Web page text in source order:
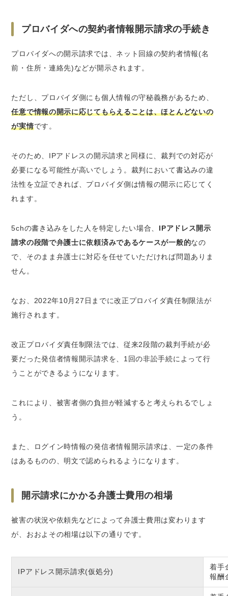
プロバイダへの契約者情報開示請求の手続き
プロバイダへの開示請求では、ネット回線の契約者情報(名
前・住所・連絡先)などが開示されます。
ただし、プロバイダ側にも個人情報の守秘義務があるため、
任意で情報の開示に応じてもらえることは、ほとんどないの
が実情です。
そのため、IPアドレスの開示請求と同様に、裁判での対応が
必要になる可能性が高いでしょう。裁判において書込みの違
法性を立証できれば、プロバイダ側は情報の開示に応じてく
れます。
5chの書き込みをした人を特定したい場合、 IPアドレス開示
請求の段階で弁護士に依頼済みであるケースが一般的なの
で、そのまま弁護士に対応を任せていただければ問題ありま
せん。
なお、2022年10月27日までに改正プロバイダ責任制限法が
施行されます。
改正プロバイダ責任制限法では、従来2段階の裁判手続が必
要だった発信者情報開示請求を、1回の非訟手続によって行
うことができるようになります。
これにより、被害者側の負担が軽減すると考えられるでしょ
う。
また、ログイン時情報の発信者情報開示請求は、一定の条件
はあるものの、明文で認められるようになります。
開示請求にかかる弁護士費用の相場
被害の状況や依頼先などによって弁護士費用は変わります
が、おおよその相場は以下の通りです。
IPアドレス開示請求(仮処分)
着手
報酬